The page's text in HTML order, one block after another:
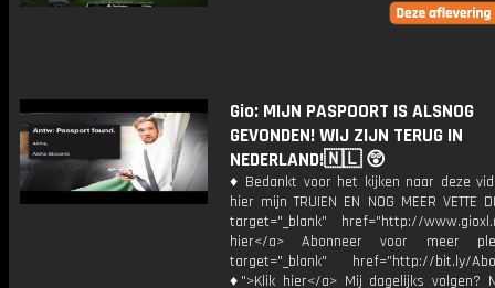
Gio: MIJN PASPOORT IS ALSNOG
GEVONDEN! WIJ ZIJN TERUG IN
NEDERLAND!🇳🇱 😲
♦ Bedankt voor het kijken naar deze
hier mijn TRUIEN EN NOG MEER VETTE
target="_blank" href="http://
hier</a> Abonneer voor meer
target="_blank" href="http://bit.ly/
♦">Klik hier</a> Mij dagelijks volgen?